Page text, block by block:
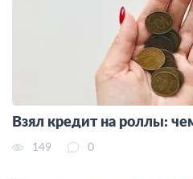
Взял кредит на роллы:
149 0